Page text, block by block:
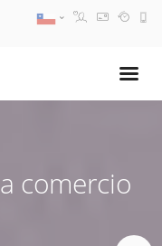
comercio